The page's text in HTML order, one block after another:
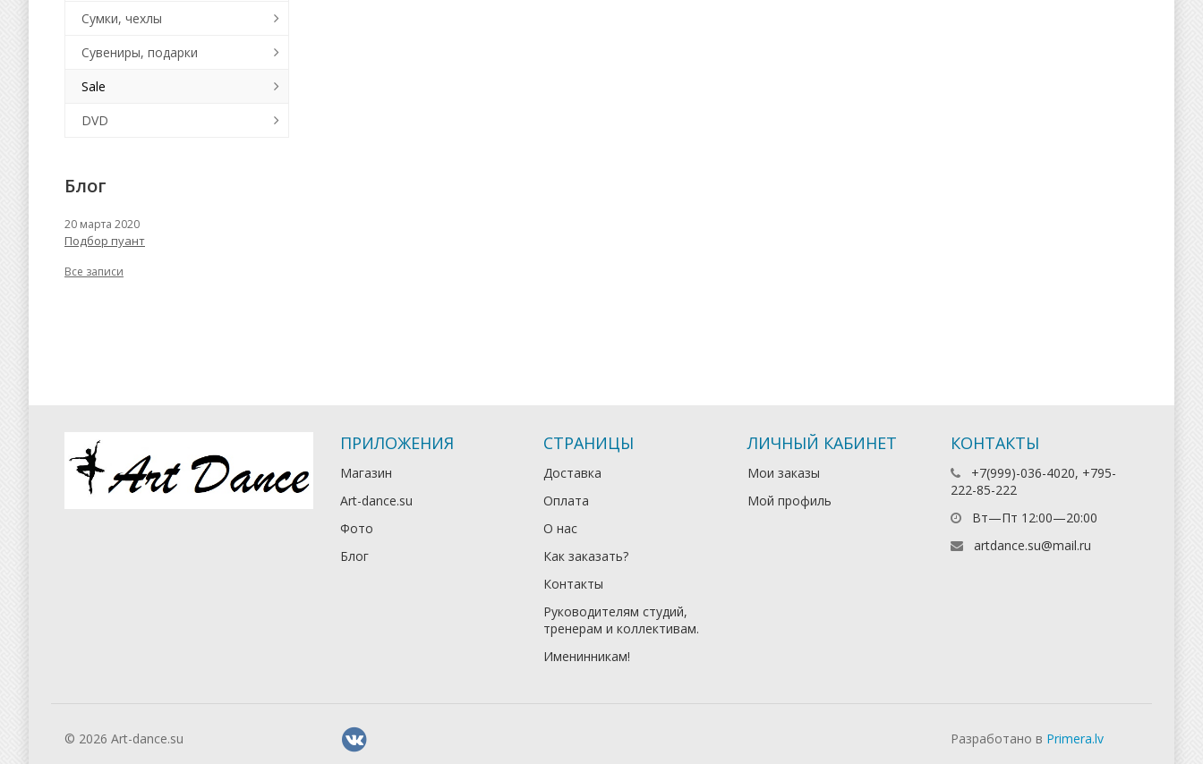
Сумки, чехлы
Сувениры, подарки
Sale
DVD
Блог
20 марта 2020
Подбор пуант
Все записи
ПРИЛОЖЕНИЯ
Магазин
Art-dance.su
Фото
Блог
СТРАНИЦЫ
Доставка
Оплата
О нас
Как заказать?
Контакты
Руководителям студий,
тренерам и коллективам.
Именинникам!
ЛИЧНЫЙ КАБИНЕТ
Мои заказы
Мой профиль
КОНТАКТЫ
+7(999)-036-4020, +795-
222-85-222
Вт—Пт 12:00—20:00
artdance.su@mail.ru
© 2026 Art-dance.su Разработано в Primera.lv